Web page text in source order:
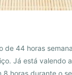
44 horas
Já está
8 horas durante o